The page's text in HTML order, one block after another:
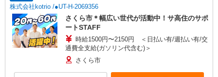
株式会社kotrio /●UT-H-2069356
さくら市＊幅広い世代が活動中！サ高住のサポ
ートSTAFF
時給1500円〜2150円 ＜日払い有/週払い有/交
通費全支給(ガソリン代含む)＞
さくら市